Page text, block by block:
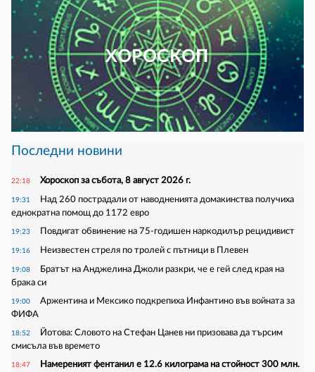
ХОРОСКОП
Последни новини
22:18 Хороскоп за събота, 8 август 2026 г.
19:31
Над 260 пострадали от наводненията домакинства получиха
еднократна помощ до 1172 евро
19:23 Повдигат обвинение на 75-годишен наркодилър рецидивист
19:16 Неизвестен стреля по тролей с пътници в Плевен
19:08
Братът на Анджелина Джоли разкри, че е гей след края на
брака си
19:00
Аржентина и Мексико подкрепиха Инфантино във войната за
ФИФА
18:52
Йотова: Словото на Стефан Цанев ни призовава да търсим
смисъла във времето
18:47
Намереният фентанил е 12.6 килограма на стойност 300 млн.